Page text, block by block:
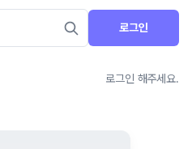
로그인
로그인 해주세요.